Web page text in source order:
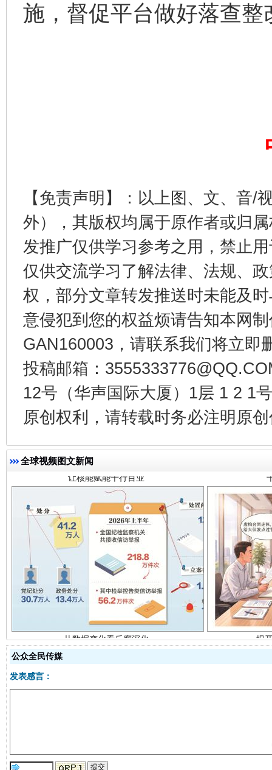
施，督促平台做好落查整
【免责声明】：以上图、文、音/
外），其版权均属于原作者或归
发推广仅供学习参考之用，禁止
仅供交流学习了解法律、法规、
权，部分文章转发推送时未能及
意侵犯到您的权益烦请告知本网
GAN160003，请联系我们将立即
投稿邮箱：
12号（华声国际大厦）1层 1 2 1
原创权利，请转载时务必注明原
全球视频图文新闻
行业协会接连发公告 东山县通
让核能赋能千行百业
从数据变化看反腐深化 揭
公众全民传媒
发表感言：